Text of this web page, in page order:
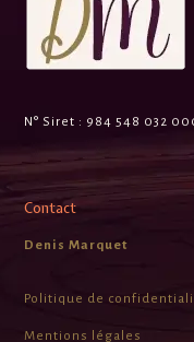
N° Siret : 984 548 032
Contact
Denis Marquet
Politique de
Mentions légales